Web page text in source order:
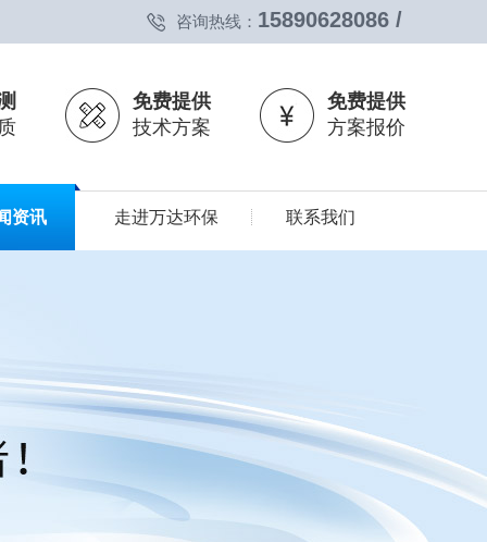
咨询热线： 15890628086 /
免费提供
技术方案
免费提供
方案报价
资讯 走进万达环保 联系我们